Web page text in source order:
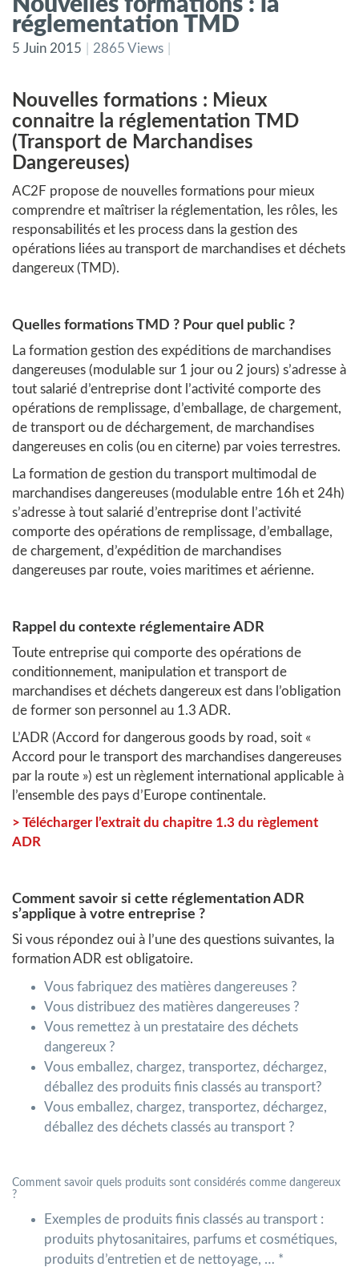
réglementation TMD
5 Juin 2015 2865 Views
Nouvelles formations : Mieux
connaitre la réglementation TMD
(Transport de Marchandises
Dangereuses)
AC2F propose de nouvelles formations pour mieux
comprendre et maîtriser la réglementation, les rôles, les
responsabilités et les process dans la gestion des
opérations liées au transport de marchandises et déchets
dangereux (TMD).
Quelles formations TMD ? Pour quel public ?
La formation gestion des expéditions de marchandises
dangereuses (modulable sur 1 jour ou 2 jours) s’adresse à
tout salarié d’entreprise dont l’activité comporte des
opérations de remplissage, d’emballage, de chargement,
de transport ou de déchargement, de marchandises
dangereuses en colis (ou en citerne) par voies terrestres.
La formation de gestion du transport multimodal de
marchandises dangereuses (modulable entre 16h et 24h)
s’adresse à tout salarié d’entreprise dont l’activité
comporte des opérations de remplissage, d’emballage,
de chargement, d’expédition de marchandises
dangereuses par route, voies maritimes et aérienne.
Rappel du contexte réglementaire ADR
Toute entreprise qui comporte des opérations de
conditionnement, manipulation et transport de
marchandises et déchets dangereux est dans l’obligation
de former son personnel au 1.3 ADR.
L’ADR (Accord for dangerous goods by road, soit «
Accord pour le transport des marchandises dangereuses
par la route ») est un règlement international applicable à
l’ensemble des pays d’Europe continentale.
> Télécharger l’extrait du chapitre 1.3 du règlement
ADR
Comment savoir si cette réglementation ADR
s’applique à votre entreprise ?
Si vous répondez oui à l’une des questions suivantes, la
formation ADR est obligatoire.
Vous fabriquez des matières dangereuses ?
Vous distribuez des matières dangereuses ?
Vous remettez à un prestataire des déchets
dangereux ?
Vous emballez, chargez, transportez, déchargez,
déballez des produits finis classés au transport?
Vous emballez, chargez, transportez, déchargez,
déballez des déchets classés au transport ?
Comment savoir quels produits sont considérés comme dangereux
?
Exemples de produits finis classés au transport :
produits phytosanitaires, parfums et cosmétiques,
produits d’entretien et de nettoyage, … *